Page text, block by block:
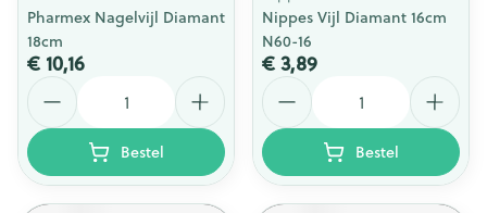
Pharmex Nagelvijl Diamant
18cm
€ 10,16
Bestel
Nippes Vijl Diamant 16cm
N60-16
€ 3,89
Aantal
Bestel